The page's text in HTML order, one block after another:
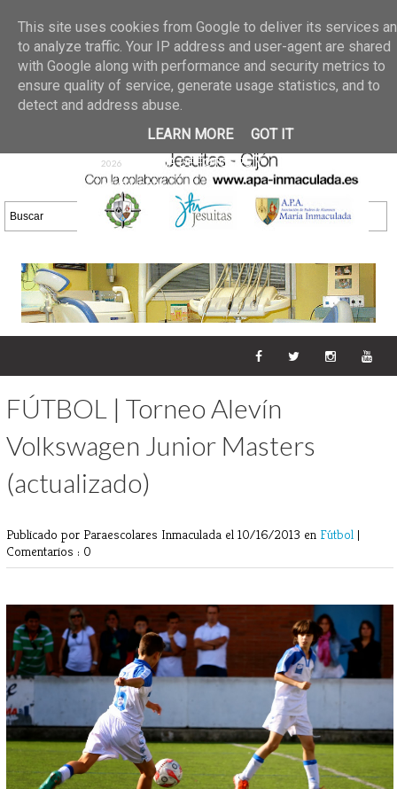
02 jun 2026
GALERIA DE FOTOS
30/05/2026
25 may 2026
GALERIA
DE FOTOS 23/05/2026
20 may
2026
GALERIA DE FOTOS
16/05/2026
DE FOTOS 09/05/2026
28 abr
2026
GALERIA DE FOTOS 25 Y
26/04/2026
FÚTBOL | Torneo Alevín
Volkswagen Junior Masters
(actualizado)
Publicado por Paraescolares Inmaculada el 10/16/2013 en Fútbol |
Comentarios : 0
This site uses cookies from Google to deliver its services
to analyze traffic. Your IP address and user-agent are shared
with Google along with performance and security metrics to
ensure quality of service, generate usage statistics, and to
detect and address abuse.
LEARN MORE
GOT IT